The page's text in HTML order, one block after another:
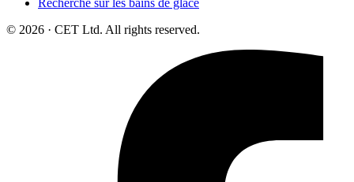
Recherche sur les bains de glace
© 2026 · CET Ltd. All rights reserved.